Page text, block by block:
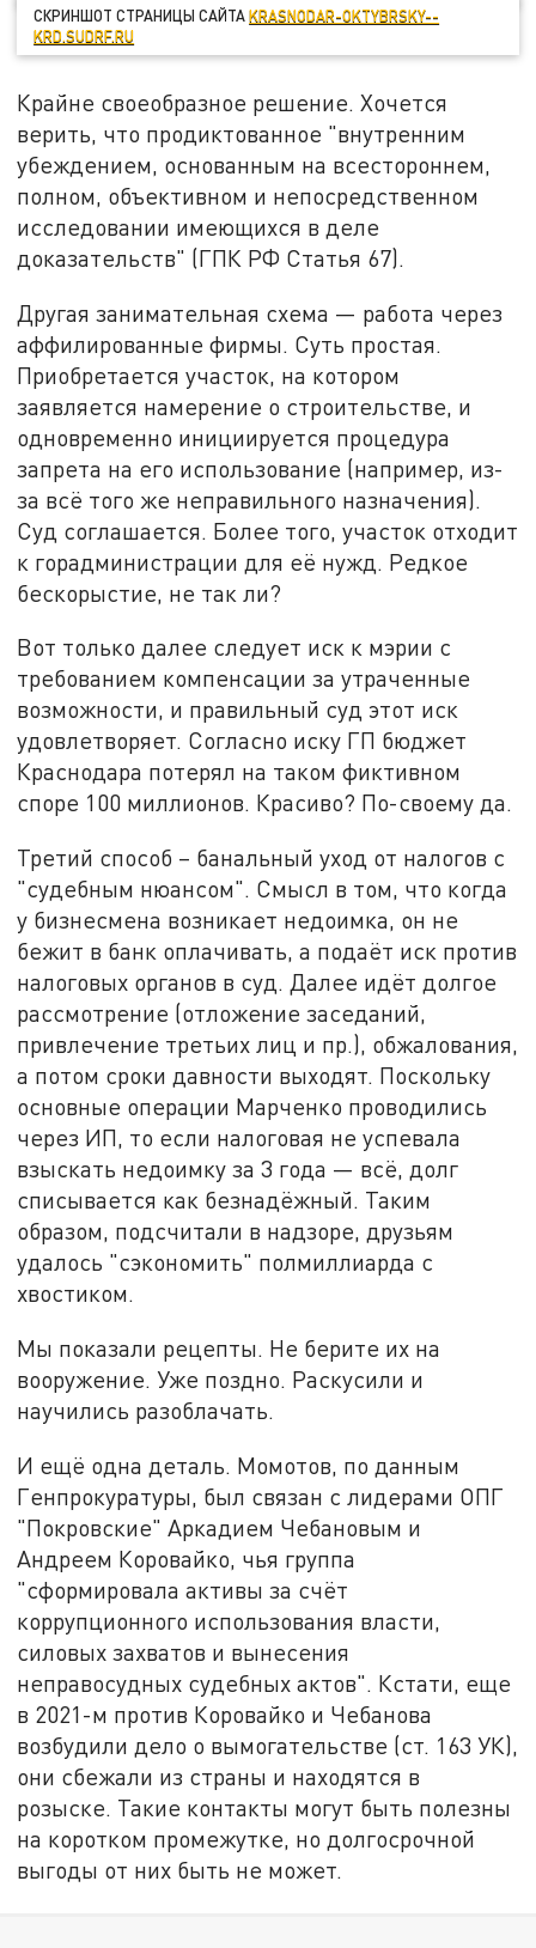
СКРИНШОТ СТРАНИЦЫ САЙТАKRASNODAR-OKTYBRSKY--
KRD.SUDRF.RU
Крайне своеобразное решение. Хочется
верить, что продиктованное "внутренним
убеждением, основанным на всестороннем,
полном, объективном и непосредственном
исследовании имеющихся в деле
доказательств" (ГПК РФ Статья 67).
Другая занимательная схема — работа через
аффилированные фирмы. Суть простая.
Приобретается участок, на котором
заявляется намерение о строительстве, и
одновременно инициируется процедура
запрета на его использование (например, из-
за всё того же неправильного назначения).
Суд соглашается. Более того, участок отходит
к горадминистрации для её нужд. Редкое
бескорыстие, не так ли?
Вот только далее следует иск к мэрии с
требованием компенсации за утраченные
возможности, и правильный суд этот иск
удовлетворяет. Согласно иску ГП бюджет
Краснодара потерял на таком фиктивном
споре 100 миллионов. Красиво? По-своему да.
Третий способ – банальный уход от налогов с
"судебным нюансом". Смысл в том, что когда
у бизнесмена возникает недоимка, он не
бежит в банк оплачивать, а подаёт иск против
налоговых органов в суд. Далее идёт долгое
рассмотрение (отложение заседаний,
привлечение третьих лиц и пр.), обжалования,
а потом сроки давности выходят. Поскольку
основные операции Марченко проводились
через ИП, то если налоговая не успевала
взыскать недоимку за 3 года — всё, долг
списывается как безнадёжный. Таким
образом, подсчитали в надзоре, друзьям
удалось "сэкономить" полмиллиарда с
хвостиком.
Мы показали рецепты. Не берите их на
вооружение. Уже поздно. Раскусили и
научились разоблачать.
И ещё одна деталь. Момотов, по данным
Генпрокуратуры, был связан с лидерами ОПГ
"Покровские" Аркадием Чебановым и
Андреем Коровайко, чья группа
"сформировала активы за счёт
коррупционного использования власти,
силовых захватов и вынесения
неправосудных судебных актов". Кстати, еще
в 2021-м против Коровайко и Чебанова
возбудили дело о вымогательстве (ст. 163 УК),
они сбежали из страны и находятся в
розыске. Такие контакты могут быть полезны
на коротком промежутке, но долгосрочной
выгоды от них быть не может.